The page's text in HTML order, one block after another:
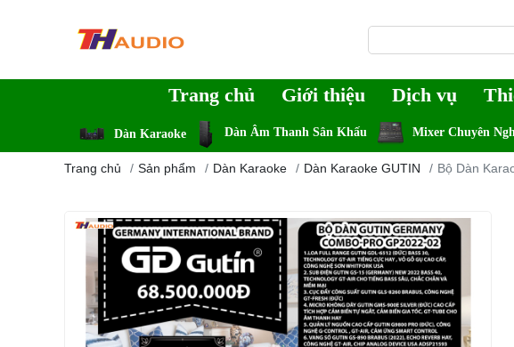
Trang chủ Giới thiệu Dịch vụ
Dàn Karaoke Dàn Âm Thanh Sân Khấu Mixer Chuyên
Trang chủ Sản phẩm Dàn Karaoke Dàn Karaoke GUTIN Bộ Dàn